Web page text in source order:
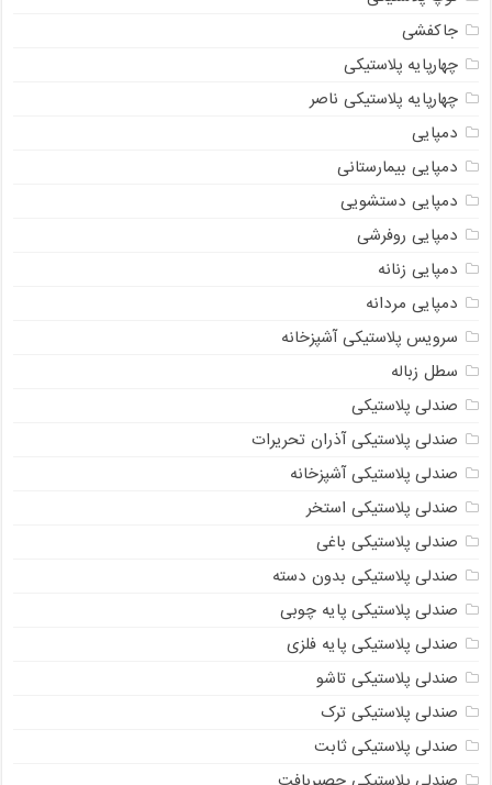
جاکفشی
چهارپایه پلاستیکی
چهارپایه پلاستیکی ناصر
دمپایی
دمپایی بیمارستانی
دمپایی دستشویی
دمپایی روفرشی
دمپایی زنانه
دمپایی مردانه
سرویس پلاستیکی آشپزخانه
سطل زباله
صندلی پلاستیکی
صندلی پلاستیکی آذران تحریرات
صندلی پلاستیکی آشپزخانه
صندلی پلاستیکی استخر
صندلی پلاستیکی باغی
صندلی پلاستیکی بدون دسته
صندلی پلاستیکی پایه چوبی
صندلی پلاستیکی پایه فلزی
صندلی پلاستیکی تاشو
صندلی پلاستیکی ترک
صندلی پلاستیکی ثابت